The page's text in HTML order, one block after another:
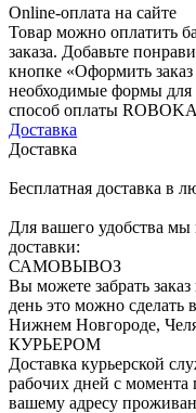
Online-оплата на сайте
Товар можно оплатить
заказа. Добавьте
кнопке «Оформить заказ
необходимые формы для
способ оплаты
Доставка
Доставка
Бесплатная доставка в
Для вашего удобства мы
доставки:
САМОВЫВОЗ
Вы можете забрать
день это можно сделать
Нижнем Новгороде,
КУРЬЕРОМ
Доставка курьерской
рабочих дней с момента
вашему адресу